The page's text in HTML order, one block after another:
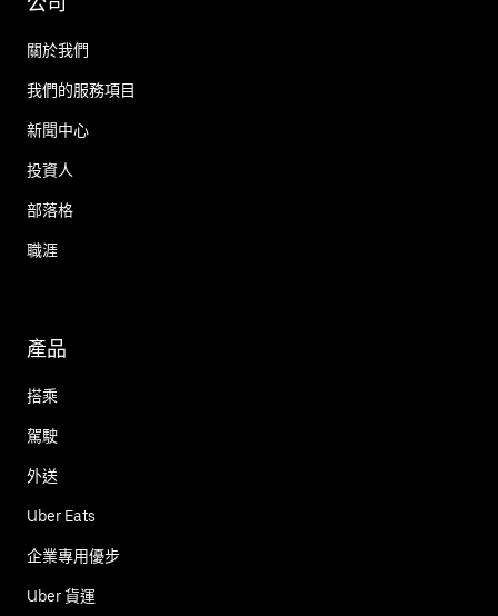
關於我們
我們的服務項目
新聞中心
投資人
部落格
職涯
產品
搭乘
駕駛
外送
Uber Eats
企業專用優步
Uber 貨運